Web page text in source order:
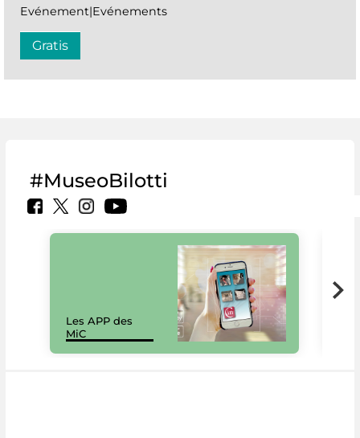
Evénement|Evénements
Gratis
#MuseoBilotti
Les APP des
MiC